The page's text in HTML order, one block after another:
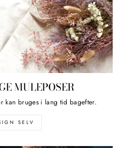
MULEPOSER
kan bruges i lang tid bagefter.
SELV